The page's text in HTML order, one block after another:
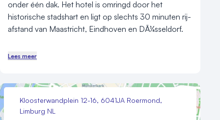
onder één dak. Het hotel is omringd door het
historische stadshart en ligt op slechts 30 minuten rij-
afstand van Maastricht, Eindhoven en DÃ¼sseldorf.
Lees meer
Kloosterwandplein 12-16, 6041JA Roermond,
Limburg NL